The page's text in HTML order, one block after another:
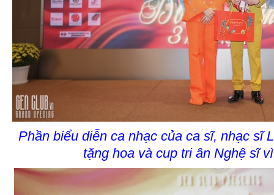
Phần biểu diễn ca nhạc của ca sĩ, nhạc sĩ
tặng hoa và cup tri ân Nghệ sĩ